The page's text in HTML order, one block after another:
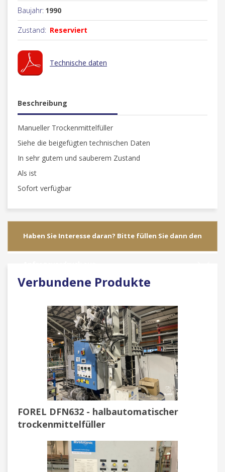
Baujahr: 1990
Zustand: Reserviert
Technische daten
Beschreibung
Manueller Trockenmittelfüller
Siehe die beigefügten technischen Daten
In sehr gutem und sauberem Zustand
Als ist
Sofort verfügbar
Haben Sie Interesse daran? Bitte füllen Sie dann den
Verbundene Produkte
FOREL DFN632 - halbautomatischer
trockenmittelfüller